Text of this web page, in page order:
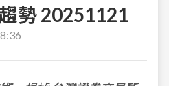
勢 20251121